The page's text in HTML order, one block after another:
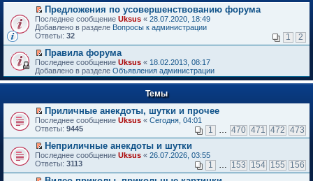
П
е
р
й
т
и
к
п
в
о
м
у
н
е
п
р
о
Предложения по усовершенствованию форума
Последнее сообщение Uksus « 28.07.2020, 18:49
Добавлено в разделе Вопросы к администрации
Ответы: 32 1 2
П
е
р
е
т
и
к
п
р
в
о
м
у
Правила форума
Последнее сообщение Uksus « 18.02.2013, 08:17
Добавлено в разделе Объявления администрации
Темы
П
е
е
й
т
и
к
Приличные анекдоты, шутки и прочее
Последнее сообщение Uksus « Сегодня, 04:01
Ответы: 9445 1 470 471 472 473
П
е
е
Неприличные анекдоты и шутки
Последнее сообщение Uksus « 26.07.2026, 03:55
Ответы: 3113 1 153 154 155 156